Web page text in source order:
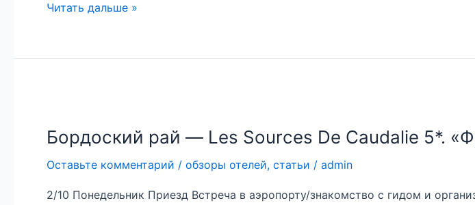
Читать дальше »
Бордоский рай — Les Sources De Caudalie 5*.
Оставьте комментарий / обзоры отелей, статьи / admin
2/10 Понедельник Приезд Встреча в аэропорту/знакомство с гидом и
—
Sources
De